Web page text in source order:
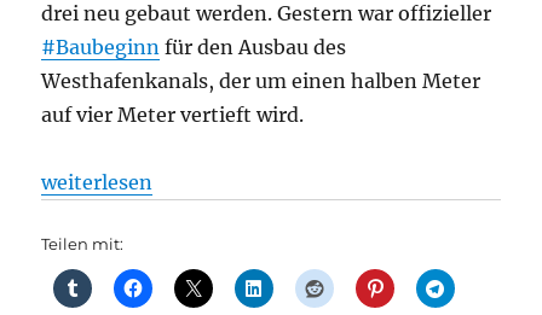
drei neu gebaut werden. Gestern war offizieller
#Baubeginn für den Ausbau des
Westhafenkanals, der um einen halben Meter
auf vier Meter vertieft wird.
„Schiffsverkehr: Zwei Brücken mit Tiefgang
weiterlesen
Teilen mit: